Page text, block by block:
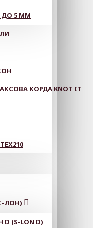
ДО 5 ММ
КОРДА KNOT IT
ЛОН)
D (S-LON D)